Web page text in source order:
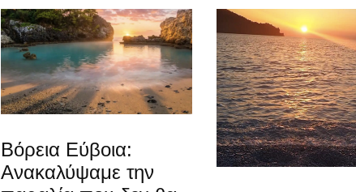
Βόρεια Εύβοια:
Ανακαλύψαμε την